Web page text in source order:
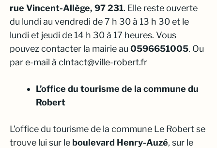
rue Vincent-Allège, 97 231. Elle reste ouverte
du lundi au vendredi de 7 h 30 à 13 h 30 et le
lundi et jeudi de 14 h 30 à 17 heures. Vous
pouvez contacter la mairie au 0596651005. Ou
par e-mail à clntact@ville-robert.fr
L’office du tourisme de la commune du
Robert
L’office du tourisme de la commune Le Robert se
trouve lui sur le boulevard Henry-Auzé, sur le